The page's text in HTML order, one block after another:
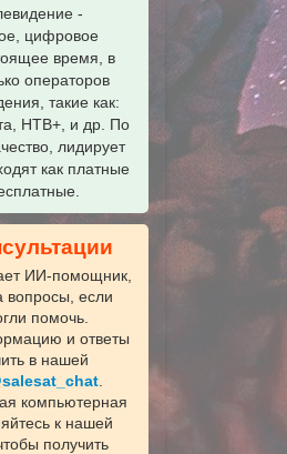
-
цифровое
время, в
операторов
такие как:
НТВ+, и др. По
лидирует
как платные
ИИ‑помощник,
вопросы, если
помочь.
и ответы
в нашей
.
компьютерная
к нашей
получить